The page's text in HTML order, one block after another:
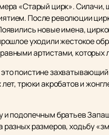
«Старый цирк». Силачи,
После революции
новые имена,
уходили жестокое
артистами, которых
поистине
трюки акробатов и
и подопечным братьев
разных размеров, ходьбу